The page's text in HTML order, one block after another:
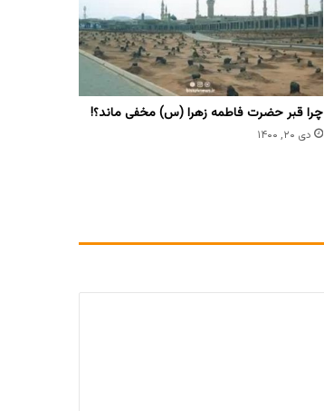
چرا قبر حضرت فاطمه زهرا (س) مخفی ماند؟!
دی ۲۰, ۱۴۰۰